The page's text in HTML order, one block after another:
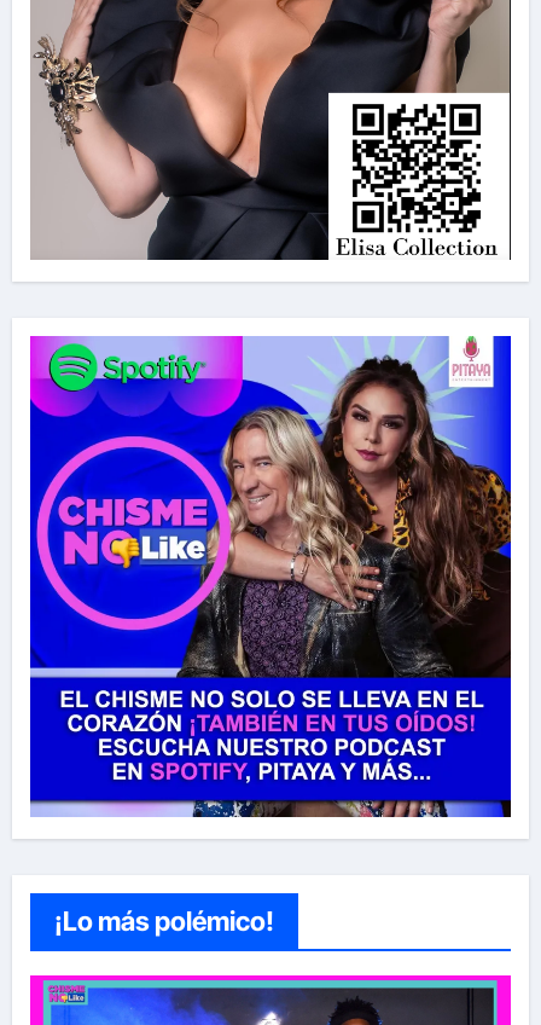
¡Lo más polémico!